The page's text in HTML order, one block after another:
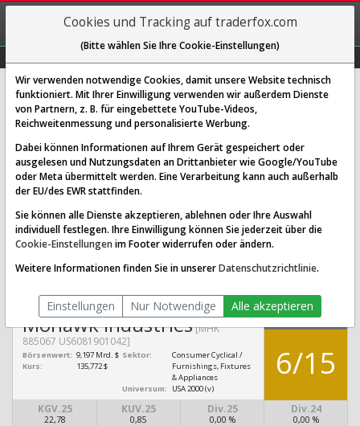
REGIS-
TRIEREN
Mohawk Industries Aktie:
Realtime-Kurs & Analyse (885067 |
MHK)
SCORING SYSTEMS:
Qualitäts-Check Dividenden-Check
Wachstums-Check
geeignet?
Mohawk Industries[MHK
885067 US6081901042]
Börsenwert: 9,197 Mrd. $
Kurs:
135,772 $
Sektor:
Consumer Cyclical /
Furnishings, Fixtures
& Appliances
Universum:
USA 2000 (v)
KGV.25
22,78
KUV.25
0,85
Div.25
0,00 %
Div.24
0,00 %
QUALITÄTS-
6/15
Cookies und Tracking auf traderfox.com
(Bitte wählen Sie Ihre Cookie-Einstellungen)
Wir verwenden notwendige Cookies, damit unsere Website technisch
funktioniert. Mit Ihrer Einwilligung verwenden wir außerdem Dienste
von Partnern, z. B. für eingebettete YouTube-Videos,
Reichweitenmessung und personalisierte Werbung.
Dabei können Informationen auf Ihrem Gerät gespeichert oder
ausgelesen und Nutzungsdaten an Drittanbieter wie Google/YouTube
oder Meta übermittelt werden. Eine Verarbeitung kann auch außerhalb
der EU/des EWR stattfinden.
Sie können alle Dienste akzeptieren, ablehnen oder Ihre Auswahl
individuell festlegen. Ihre Einwilligung können Sie jederzeit über die
Cookie-Einstellungen im Footer widerrufen oder ändern.
Weitere Informationen finden Sie in unsererDatenschutzrichtlinie.
Einstellungen Nur Notwendige Alle akzeptieren